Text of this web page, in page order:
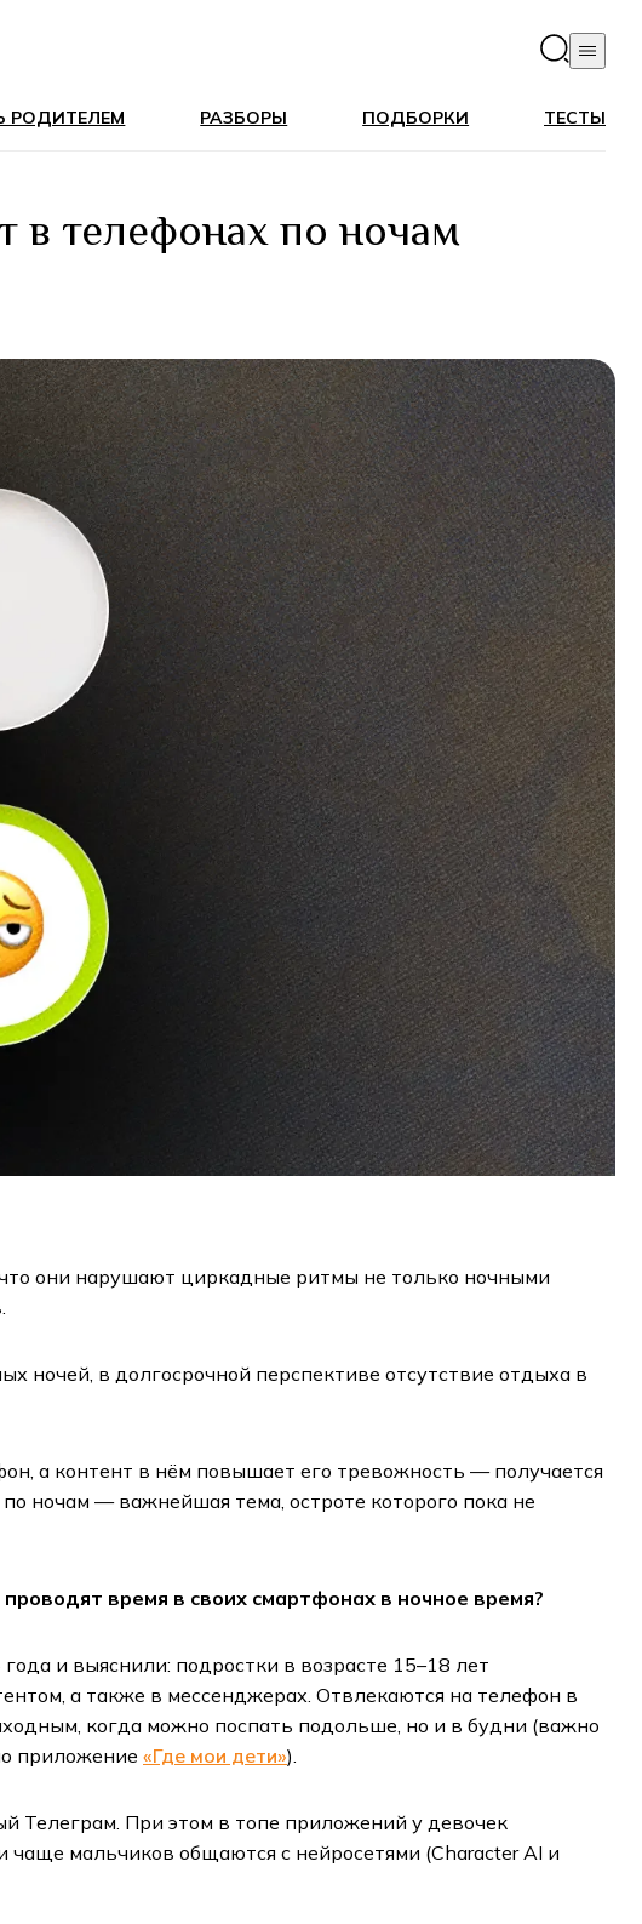
РОДИТЕЛЕМ РАЗБОРЫ ПОДБОРКИ ТЕСТЫ
в телефонах по ночам
они нарушают циркадные ритмы не только ночными
ночей, в долгосрочной перспективе отсутствие отдыха в
а контент в нём повышает его тревожность — получается
ночам — важнейшая тема, остроте которого пока не
время в своих смартфонах в ночное время?
и выяснили: подростки в возрасте 15–18 лет
а также в мессенджерах. Отвлекаются на телефон в
когда можно поспать подольше, но и в будни (важно
приложение «Где мои дети»).
Телеграм. При этом в топе приложений у девочек
мальчиков общаются с нейросетями (Character AI и